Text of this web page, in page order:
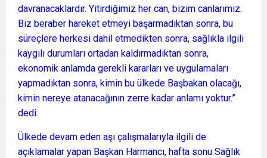
davranacaklardır. Yitirdiğimiz her can, bizim canlarımız.
Biz beraber hareket etmeyi başarmadıktan sonra, bu
süreçlere herkesi dahil etmedikten sonra, sağlıkla ilgili
kaygılı durumları ortadan kaldırmadıktan sonra,
ekonomik anlamda gerekli kararları ve uygulamaları
yapmadıktan sonra, kimin bu ülkede Başbakan olacağı,
kimin nereye atanacağının zerre kadar anlamı yoktur.”
dedi.
Ülkede devam eden aşı çalışmalarıyla ilgili de
açıklamalar yapan Başkan Harmancı, hafta sonu Sağlık